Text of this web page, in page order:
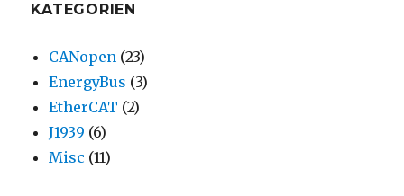
KATEGORIEN
CANopen (23)
EnergyBus (3)
EtherCAT (2)
J1939 (6)
Misc (11)